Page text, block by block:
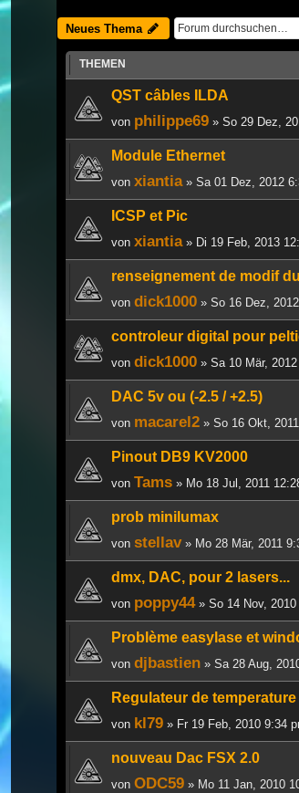
Neues Thema
THEMEN
QST câbles ILDA
von philippe69 » So 29 Dez,
Module Ethernet
von xiantia» Sa 01 Dez, 2012
ICSP et Pic
von xiantia» Di 19 Feb, 2013
renseignement de modif
von dick1000 » So 16 Dez,
controleur digital pour
von dick1000 » Sa 10 Mär,
DAC 5v ou (-2.5 / +2.5)
von macarel2 » So 16 Okt,
Pinout DB9 KV2000
von Tams » Mo 18 Jul, 2011
prob minilumax
von stellav» Mo 28 Mär, 2011
dmx, DAC, pour 2 lasers...
von poppy44» So 14 Nov, 2010
Problème easylase et
von djbastien » Sa 28 Aug,
Regulateur de
von kl79 » Fr 19 Feb, 2010 9:34
nouveau Dac FSX 2.0
von ODC59 » Mo 11 Jan, 2010